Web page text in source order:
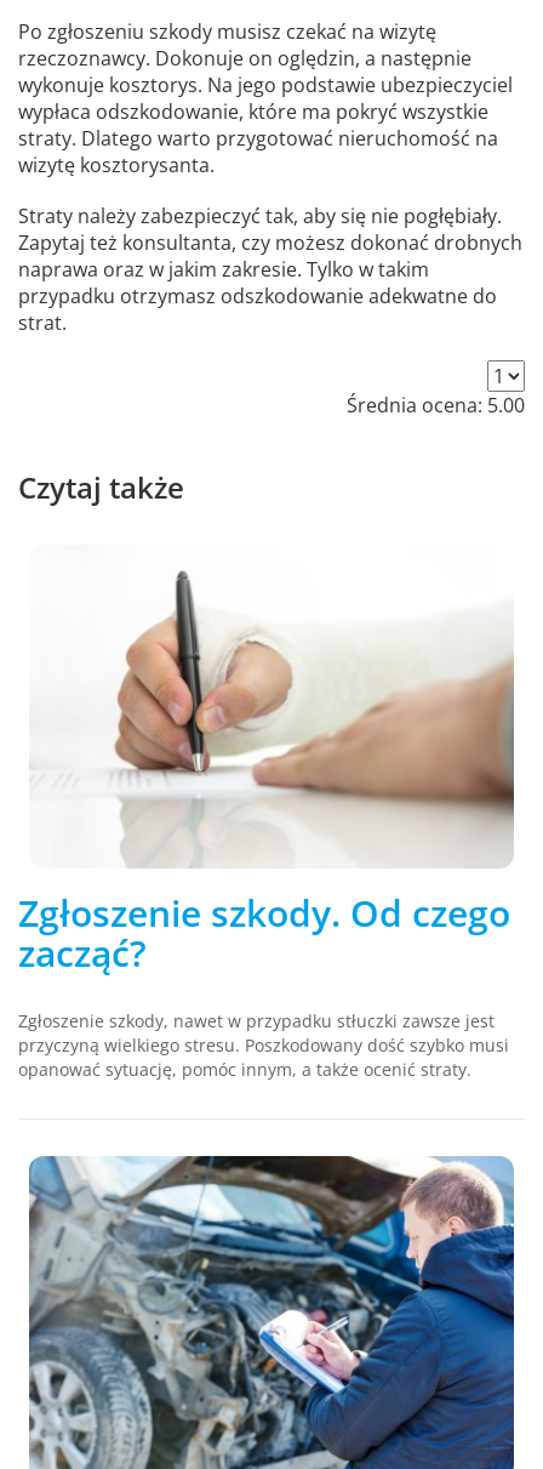
Po zgłoszeniu szkody musisz czekać na wizytę
rzeczoznawcy. Dokonuje on oględzin, a następnie
wykonuje kosztorys. Na jego podstawie ubezpieczyciel
wypłaca odszkodowanie, które ma pokryć wszystkie
straty. Dlatego warto przygotować nieruchomość na
wizytę kosztorysanta.
Straty należy zabezpieczyć tak, aby się nie pogłębiały.
Zapytaj też konsultanta, czy możesz dokonać drobnych
naprawa oraz w jakim zakresie. Tylko w takim
przypadku otrzymasz odszkodowanie adekwatne do
strat.
Średnia ocena: 5.00
Czytaj także
Zgłoszenie szkody. Od czego
zacząć?
Zgłoszenie szkody, nawet w przypadku stłuczki zawsze jest
przyczyną wielkiego stresu. Poszkodowany dość szybko musi
opanować sytuację, pomóc innym, a także ocenić straty.